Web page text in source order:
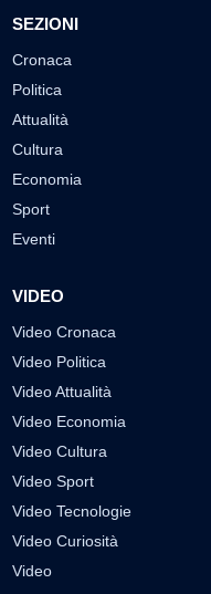
SEZIONI
Cronaca
Politica
Attualità
Cultura
Economia
Sport
Eventi
VIDEO
Video Cronaca
Video Politica
Video Attualità
Video Economia
Video Cultura
Video Sport
Video Tecnologie
Video Curiosità
Video